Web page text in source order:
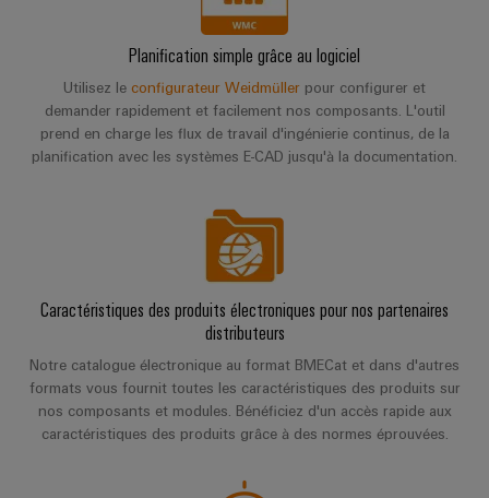
Planification simple grâce au logiciel
Utilisez le configurateur Weidmüller pour configurer et
demander rapidement et facilement nos composants. L'outil
prend en charge les flux de travail d'ingénierie continus, de la
planification avec les systèmes E-CAD jusqu'à la documentation.
Caractéristiques des produits électroniques pour nos partenaires
distributeurs
Notre catalogue électronique au format BMECat et dans d'autres
formats vous fournit toutes les caractéristiques des produits sur
nos composants et modules. Bénéficiez d'un accès rapide aux
caractéristiques des produits grâce à des normes éprouvées.